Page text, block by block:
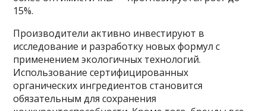
15%.
Производители активно инвестируют в
исследование и разработку новых формул с
применением экологичных технологий.
Использование сертифицированных
органических ингредиентов становится
обязательным для сохранения